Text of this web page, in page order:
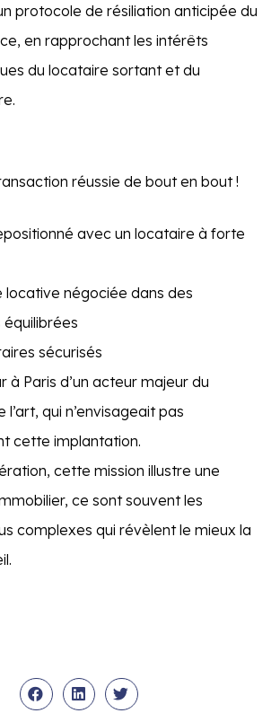
protocole de résiliation anticipée du
en rapprochant les intérêts
du locataire sortant et du
réussie de bout en bout !
avec un locataire à forte
locative négociée dans des
sécurisés
à Paris d’un acteur majeur du
l’art, qui n’envisageait pas
cette implantation.
cette mission illustre une
ce sont souvent les
complexes qui révèlent le mieux la